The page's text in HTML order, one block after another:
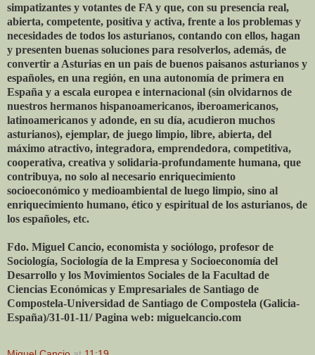
simpatizantes y votantes de FA y que, con su presencia real,
abierta, competente, positiva y activa, frente a los problemas y
necesidades de todos los asturianos, contando con ellos, hagan
y presenten buenas soluciones para resolverlos, además, de
convertir a Asturias en un país de buenos paisanos asturianos y
españoles, en una región, en una autonomía de primera en
España y a escala europea e internacional (sin olvidarnos de
nuestros hermanos hispanoamericanos, iberoamericanos,
latinoamericanos y adonde, en su día, acudieron muchos
asturianos), ejemplar, de juego limpio, libre, abierta, del
máximo atractivo, integradora, emprendedora, competitiva,
cooperativa, creativa y solidaria-profundamente humana, que
contribuya, no solo al necesario enriquecimiento
socioeconómico y medioambiental de luego limpio, sino al
enriquecimiento humano, ético y espiritual de los asturianos, de
los españoles, etc.
Fdo. Miguel Cancio, economista y sociólogo, profesor de
Sociología, Sociología de la Empresa y Socioeconomía del
Desarrollo y los Movimientos Sociales de la Facultad de
Ciencias Económicas y Empresariales de Santiago de
Compostela-Universidad de Santiago de Compostela (Galicia-
España)/31-01-11/ Pagina web: miguelcancio.com